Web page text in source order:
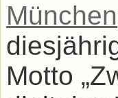
München
Motto